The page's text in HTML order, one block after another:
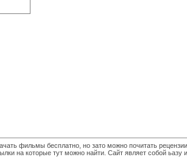
фильмы бесплатно, но зато можно почитать
на которые тут можно найти. Сайт являет собой